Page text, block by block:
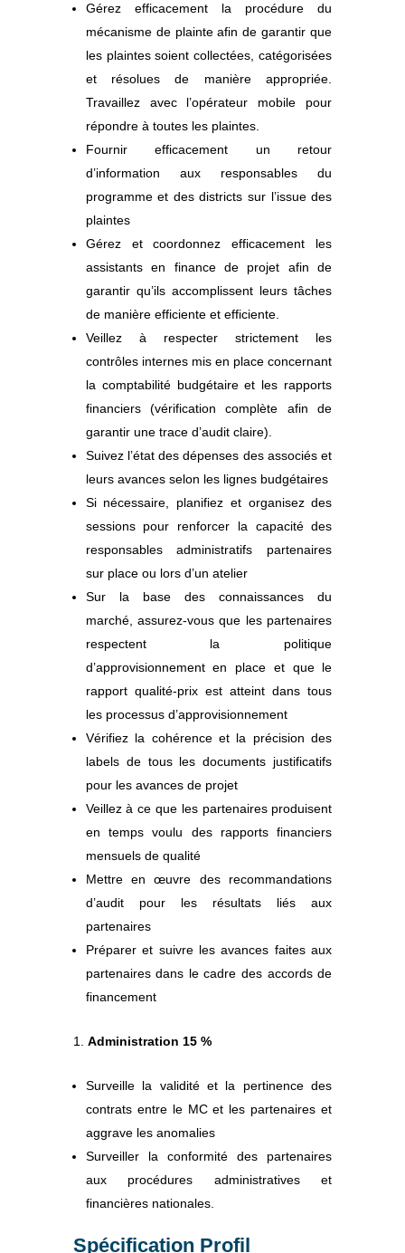
Gérez efficacement la procédure du
mécanisme de plainte afin de garantir que
les plaintes soient collectées, catégorisées
et résolues de manière appropriée.
Travaillez avec l’opérateur mobile pour
répondre à toutes les plaintes.
Fournir efficacement un retour
d’information aux responsables du
programme et des districts sur l’issue des
plaintes
Gérez et coordonnez efficacement les
assistants en finance de projet afin de
garantir qu’ils accomplissent leurs tâches
de manière efficiente et efficiente.
Veillez à respecter strictement les
contrôles internes mis en place concernant
la comptabilité budgétaire et les rapports
financiers (vérification complète afin de
garantir une trace d’audit claire).
Suivez l’état des dépenses des associés et
leurs avances selon les lignes budgétaires
Si nécessaire, planifiez et organisez des
sessions pour renforcer la capacité des
responsables administratifs partenaires
sur place ou lors d’un atelier
Sur la base des connaissances du
marché, assurez-vous que les partenaires
respectent la politique
d’approvisionnement en place et que le
rapport qualité-prix est atteint dans tous
les processus d’approvisionnement
Vérifiez la cohérence et la précision des
labels de tous les documents justificatifs
pour les avances de projet
Veillez à ce que les partenaires produisent
en temps voulu des rapports financiers
mensuels de qualité
Mettre en œuvre des recommandations
d’audit pour les résultats liés aux
partenaires
Préparer et suivre les avances faites aux
partenaires dans le cadre des accords de
financement
Administration 15 %
Surveille la validité et la pertinence des
contrats entre le MC et les partenaires et
aggrave les anomalies
Surveiller la conformité des partenaires
aux procédures administratives et
financières nationales.
Spécification Profil